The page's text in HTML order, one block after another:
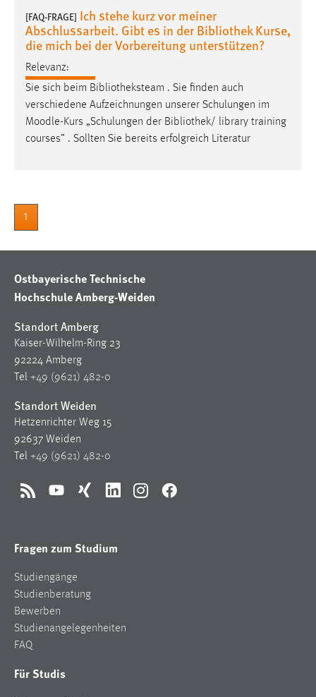
[FAQ-FRAGE] Ich stehe kurz vor meiner
Abschlussarbeit. Gibt es in der Bibliothek Kurse,
die mich bei der Vorbereitung unterstützen?
Relevanz:
Sie sich beim Bibliotheksteam . Sie finden auch
verschiedene Aufzeichnungen unserer Schulungen im
Moodle-Kurs „Schulungen der Bibliothek/ library training
courses” . Sollten Sie bereits erfolgreich Literatur
1
Ostbayerische Technische
Hochschule Amberg-Weiden
Standort Amberg
Kaiser-Wilhelm-Ring 23
92224 Amberg
Tel +49 (9621) 482-0
Standort Weiden
Hetzenrichter Weg 15
92637 Weiden
Tel +49 (9621) 482-0
RSS YouTubeXing LinkedInInstagramFacebook
Fragen zum Studium
Studiengänge
Studienberatung
Bewerben
Studienangelegenheiten
FAQ
Für Studis
Sprachpräferenz
Name:
site-language-preference
Zweck:
Das Cookie speichert die gewählte Sprache der Website.
Cookie Laufzeit:
30 Tage
Wird benötigt um die Chatfunktion nutzen zu können.
Cookie Laufzeit:
5e9dbeb1811c0446 = Sitzungslaufzeit, mibew_locale = 3
Jahre, MIBEW_UserID = 1 Jahr
Name:
fe_user, be_user, be_lastLoginProvider
Zweck:
einloggen zu können.
STATISTIK
Statistik Cookies erfassen Informationen anonym.
Diese Informationen helfen uns zu verstehen, wie
Matomo